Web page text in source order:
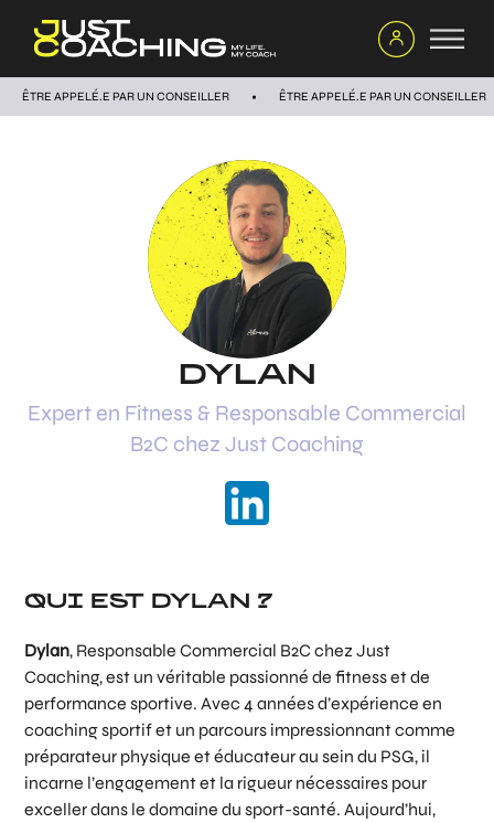
ÊTRE APPELÉ.E PAR UN CONSEILLER ÊTRE APPELÉ.E PAR UN CONSEILLER
DYLAN
Expert en Fitness & Responsable Commercial
B2C chez Just Coaching
QUI EST DYLAN ?
Dylan, Responsable Commercial B2C chez Just
Coaching, est un véritable passionné de fitness et de
performance sportive. Avec 4 années d’expérience en
coaching sportif et un parcours impressionnant comme
préparateur physique et éducateur au sein du PSG, il
incarne l’engagement et la rigueur nécessaires pour
exceller dans le domaine du sport-santé. Aujourd’hui,